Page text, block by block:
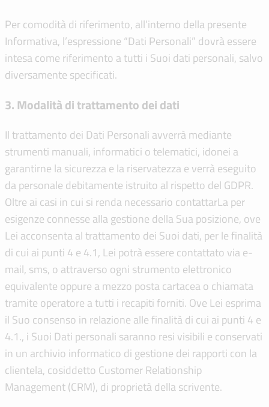
Per comodità di riferimento, all’interno della presente
Informativa, l’espressione “Dati Personali” dovrà essere
intesa come riferimento a tutti i Suoi dati personali, salvo
diversamente specificati.
3. Modalità di trattamento dei dati
Il trattamento dei Dati Personali avverrà mediante
strumenti manuali, informatici o telematici, idonei a
garantirne la sicurezza e la riservatezza e verrà eseguito
da personale debitamente istruito al rispetto del GDPR.
Oltre ai casi in cui si renda necessario contattarLa per
esigenze connesse alla gestione della Sua posizione, ove
Lei acconsenta al trattamento dei Suoi dati, per le finalità
di cui ai punti 4 e 4.1, Lei potrà essere contattato via e-
mail, sms, o attraverso ogni strumento elettronico
equivalente oppure a mezzo posta cartacea o chiamata
tramite operatore a tutti i recapiti forniti. Ove Lei esprima
il Suo consenso in relazione alle finalità di cui ai punti 4 e
4.1., i Suoi Dati personali saranno resi visibili e conservati
in un archivio informatico di gestione dei rapporti con la
clientela, cosiddetto Customer Relationship
Management (CRM), di proprietà della scrivente.